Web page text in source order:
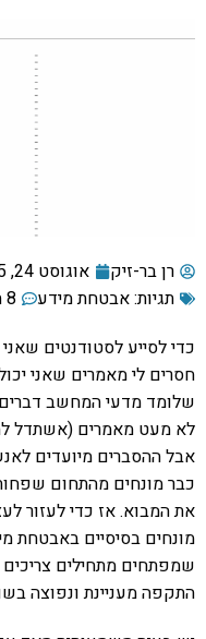
רן בר-זיק אוגוסט 24, 2025
תגיות:אבטחת מידע
8 תגובות
כדי לסייע לסטודנטים
חסרים לי מאמרים שאני
שלומד מדעי המחשב
לא מעט מאמרים (אשתדל
אבל ההסברים מיועדים
כבר מונחים מהתחום
את המבוא. אז כדי לעזור
מונחים בסיסיים באבטחת
שמפתחים מתחילים
התקפה מעניינת ונפוצה